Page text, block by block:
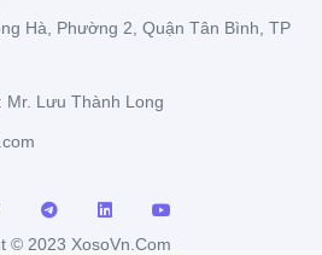
Hà, Phường 2, Quận Tân Bình, TP
Mr. Lưu Thành Long
© 2023 XosoVn.Com